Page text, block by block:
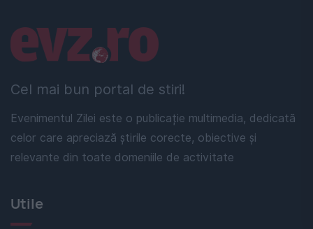
Cel mai bun portal de stiri!
Evenimentul Zilei este o publicație multimedia, dedicată
celor care apreciază știrile corecte, obiective și
relevante din toate domeniile de activitate
Linkuri utile
Utile